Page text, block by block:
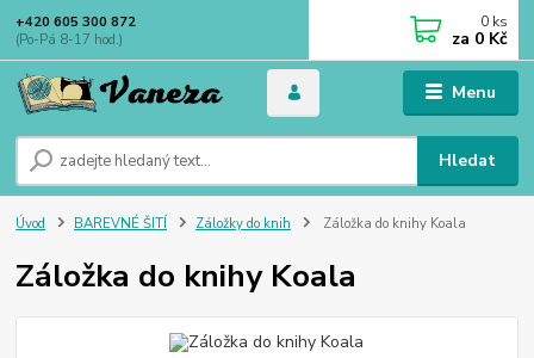
Menu
Hledat
+420 605 300 872
(Po-Pá 8-17 hod.)
0 ks
za 0 Kč
Úvod BAREVNÉ ŠITÍ Záložky do knih Záložka do knihy Koala
Záložka do knihy Koala